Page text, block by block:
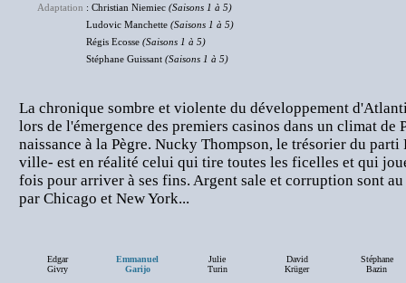
Adaptation : Christian Niemiec (Saisons 1 à 5)
Ludovic Manchette (Saisons 1 à 5)
Régis Ecosse (Saisons 1 à 5)
Stéphane Guissant (Saisons 1 à 5)
La chronique sombre et violente du développement
lors de l'émergence des premiers casinos dans un climat
naissance à la Pègre. Nucky Thompson, le trésorier du
ville- est en réalité celui qui tire toutes les ficelles et qui
fois pour arriver à ses fins. Argent sale et corruption sont
par Chicago et New York...
Edgar
Givry
Emmanuel
Garijo
Julie
Turin
David
Krüger
Stéphane
Bazin